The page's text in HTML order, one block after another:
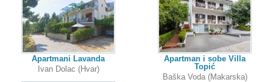
Apartmani Lavanda
Ivan Dolac (Hvar)
Apartman i sobe Villa
Topić
Baška Voda (Makarska)